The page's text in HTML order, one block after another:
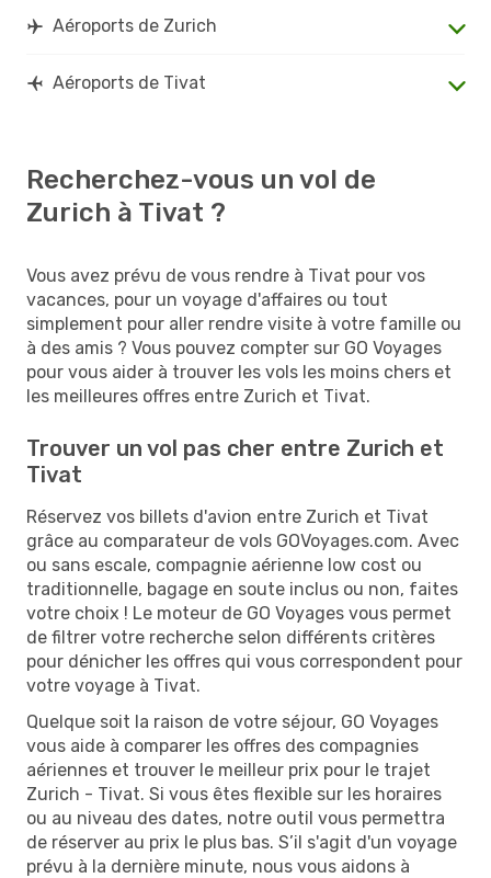
Aéroports de Zurich
Aéroports de Tivat
Recherchez-vous un vol de
Zurich à Tivat ?
Vous avez prévu de vous rendre à Tivat pour vos
vacances, pour un voyage d'affaires ou tout
simplement pour aller rendre visite à votre famille ou
à des amis ? Vous pouvez compter sur GO Voyages
pour vous aider à trouver les vols les moins chers et
les meilleures offres entre Zurich et Tivat.
Trouver un vol pas cher entre Zurich et
Tivat
Réservez vos billets d'avion entre Zurich et Tivat
grâce au comparateur de vols GOVoyages.com. Avec
ou sans escale, compagnie aérienne low cost ou
traditionnelle, bagage en soute inclus ou non, faites
votre choix ! Le moteur de GO Voyages vous permet
de filtrer votre recherche selon différents critères
pour dénicher les offres qui vous correspondent pour
votre voyage à Tivat.
Quelque soit la raison de votre séjour, GO Voyages
vous aide à comparer les offres des compagnies
aériennes et trouver le meilleur prix pour le trajet
Zurich - Tivat. Si vous êtes flexible sur les horaires
ou au niveau des dates, notre outil vous permettra
de réserver au prix le plus bas. S’il s'agit d'un voyage
prévu à la dernière minute, nous vous aidons à